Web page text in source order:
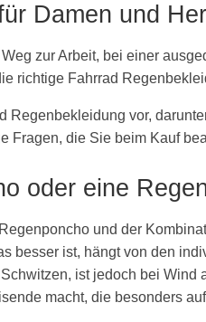
Damen und
zur Arbeit, bei einer
richtige Fahrrad
Regenbekleidung vor,
Fragen, die Sie beim Kauf
oder eine
und der
besser ist, hängt von den
ist jedoch bei Wind
macht, die besonders